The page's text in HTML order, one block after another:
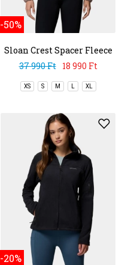
-50%
Sloan Crest Spacer Fleece
Full Zip
37 990 Ft 18 990 Ft
XS S M L XL
-20%